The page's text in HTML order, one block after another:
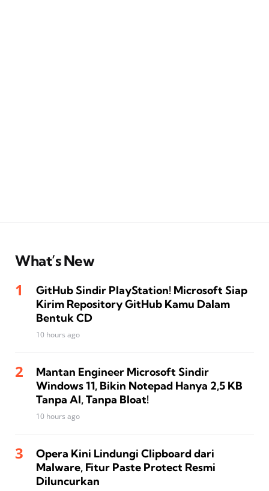
What’s New
GitHub Sindir PlayStation! Microsoft Siap
Kirim Repository GitHub Kamu Dalam
Bentuk CD
10 hours ago
Mantan Engineer Microsoft Sindir
Windows 11, Bikin Notepad Hanya 2,5 KB
Tanpa AI, Tanpa Bloat!
10 hours ago
Opera Kini Lindungi Clipboard dari
Malware, Fitur Paste Protect Resmi
Diluncurkan